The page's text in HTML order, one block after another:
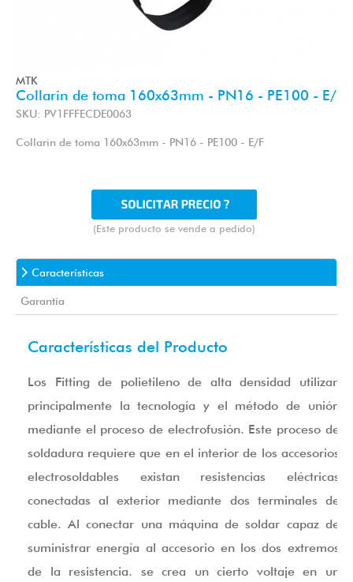
MTK
Collarin de toma 160x63mm - PN16 - PE100 - E/
SKU: PV1FFFECDE0063
Collarin de toma 160x63mm - PN16 - PE100 - E/F
(Este producto se vende a pedido)
Características
Garantía
Características del Producto
Los Fitting de polietileno de alta densidad utilizan
principalmente la tecnología y el método de unión
mediante el proceso de electrofusión. Este proceso de
soldadura requiere que en el interior de los accesorios
electrosoldables existan resistencias eléctricas
conectadas al exterior mediante dos terminales de
cable. Al conectar una máquina de soldar capaz de
suministrar energía al accesorio en los dos extremos
de la resistencia. se crea un cierto voltaje en un